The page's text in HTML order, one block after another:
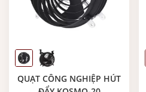
QUẠT CÔNG NGHIỆP HÚT